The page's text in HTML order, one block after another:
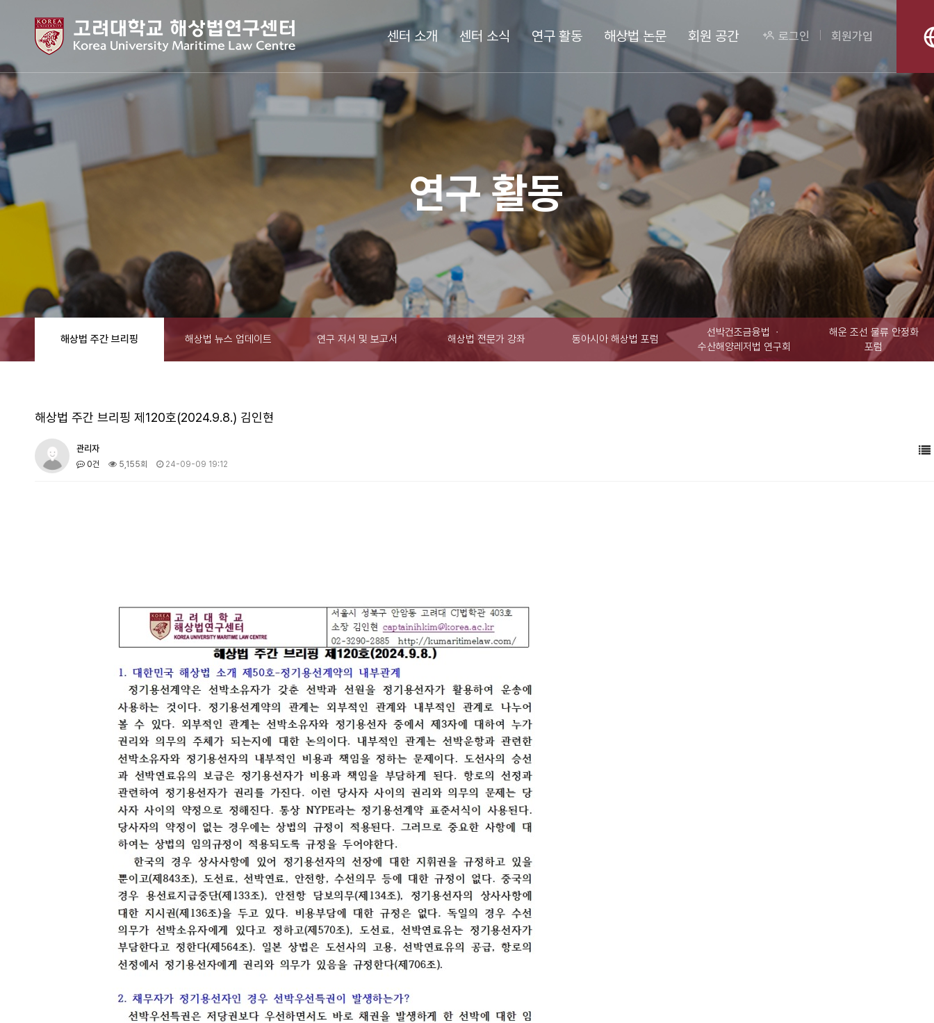
센터 소개 센터 소식 연구 활동 해상법 논문 회원 공간 로그인 회원가입
연구 활동
해상법 주간 브리핑 해상법 뉴스 업데이트 연구 저서 및 보고서 해상법 전문가 강좌 동아시아 해상법 포럼
선박건조금융법 ㆍ
수산해양레저법 연구회
해운 조선 물류 안정화
포럼
해상법 주간 브리핑 제120호(2024.9.8.) 김인현
관리자
0건 5,155회 24-09-09 19:12